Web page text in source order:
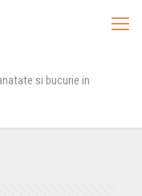
si bucurie in